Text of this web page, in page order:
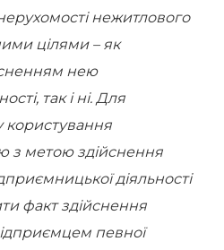
нежитлового
цілями – як
нею
так і ні. Для
користування
з метою здійснення
діяльності
факт здійснення
певної